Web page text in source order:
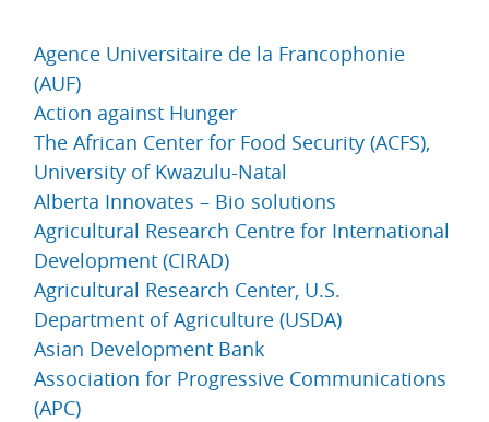
Agence Universitaire de la Francophonie
(AUF)
Action against Hunger
The African Center for Food Security (ACFS),
University of Kwazulu-Natal
Alberta Innovates – Bio solutions
Agricultural Research Centre for International
Development (CIRAD)
Agricultural Research Center, U.S.
Department of Agriculture (USDA)
Asian Development Bank
Association for Progressive Communications
(APC)